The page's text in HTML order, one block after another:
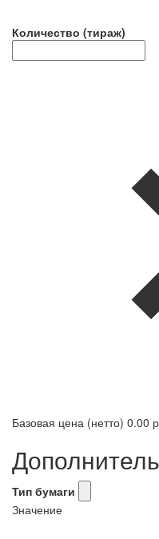
Количество (тираж)
Базовая цена (нетто) 0.00
Тип бумаги
Значение